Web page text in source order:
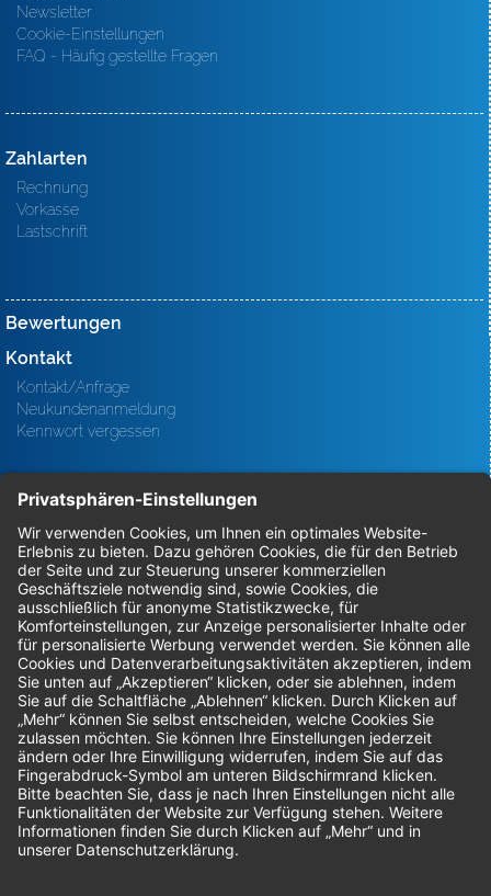
Newsletter
Cookie-Einstellungen
FAQ - Häufig gestellte Fragen
Zahlarten
Rechnung
Vorkasse
Lastschrift
Bewertungen
Kontakt
Kontakt/Anfrage
Neukundenanmeldung
Kennwort vergessen
Bestellungen
Sendung verfolgen
Geprüfter Shop